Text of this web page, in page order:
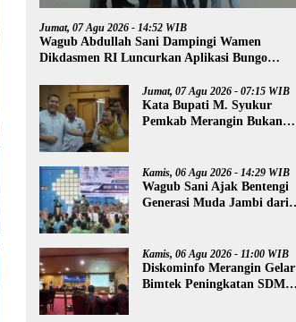
Jumat, 07 Agu 2026 - 14:52 WIB
Wagub Abdullah Sani Dampingi Wamen
Dikdasmen RI Luncurkan Aplikasi Bungo
Jumat, 07 Agu 2026 - 07:15 WIB
Kata Bupati M. Syukur
Pemkab Merangin Bukan
Kamis, 06 Agu 2026 - 14:29 WIB
Wagub Sani Ajak Bentengi
Generasi Muda Jambi dari
Kamis, 06 Agu 2026 - 11:00 WIB
Diskominfo Merangin Gelar
Bimtek Peningkatan SDM